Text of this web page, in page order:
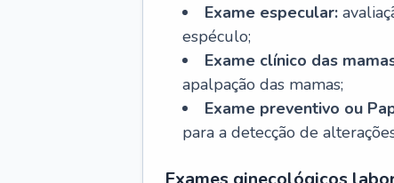
Exame especular:
espéculo;
Exame clínico das
apalpação das mamas;
Exame preventivo ou
para a detecção de